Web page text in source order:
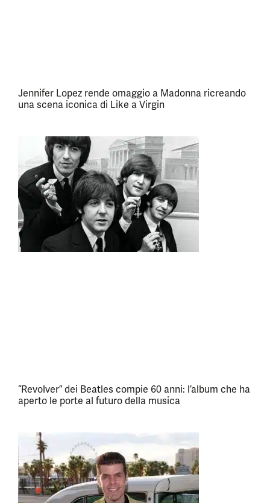
Jennifer Lopez rende omaggio a Madonna ricreando
una scena iconica di Like a Virgin
“Revolver” dei Beatles compie 60 anni: l’album che ha
aperto le porte al futuro della musica